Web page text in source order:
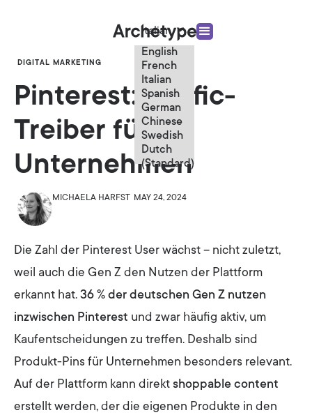
Italian
English
French
Italian
Spanish
German
Chinese
Swedish
Dutch
(Standard)
DIGITAL MARKETING
Pinterest: Traffic-
Treiber für
Unternehmen
MICHAELA HARFST MAY 24, 2024
Die Zahl der Pinterest User wächst – nicht zuletzt,
weil auch die Gen Z den Nutzen der Plattform
erkannt hat. 36 % der deutschen Gen Z nutzen
inzwischen Pinterest und zwar häufig aktiv, um
Kaufentscheidungen zu treffen. Deshalb sind
Produkt-Pins für Unternehmen besonders relevant.
Auf der Plattform kann direkt shoppable content
erstellt werden, der die eigenen Produkte in den